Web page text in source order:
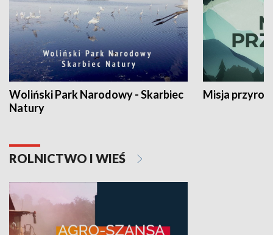
Woliński Park Narodowy - Skarbiec
Natury
Misja
ROLNICTWO I WIEŚ